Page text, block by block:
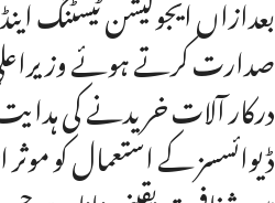
صدارت کرتے ہوئے
درکار آلات خریدنے کی
ڈیوائسسز کے استعمال کو